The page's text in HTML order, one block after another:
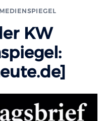
MEDIENSPIEGEL
KW